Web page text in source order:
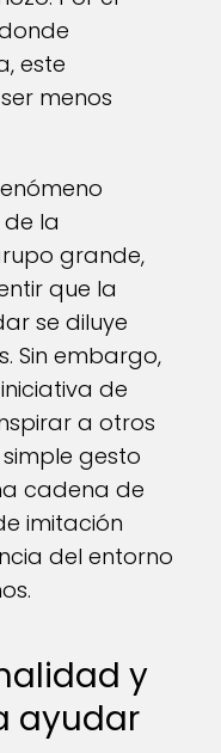
este
menos
la
grande,
que la
se diluye
Sin embargo,
de
a otros
gesto
cadena de
imitación
del entorno
y
ayudar